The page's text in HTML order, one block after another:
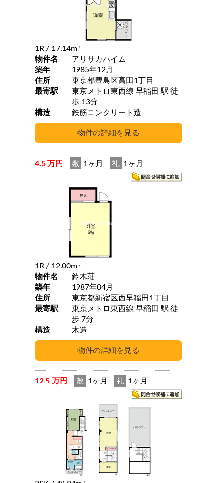
1R / 17.14m 2
物件名
アリサカハイム
築年
1985年12月
住所
東京都豊島区高田1丁目
最寄駅
東京メトロ東西線 早稲田 駅 徒
歩 13分
構造
鉄筋コンクリート造
4.5 万円 敷 1ヶ月 礼 1ヶ月
1R / 12.00m 2
物件名
鈴木荘
築年
1987年04月
住所
東京都新宿区西早稲田1丁目
最寄駅
東京メトロ東西線 早稲田 駅 徒
歩 7分
構造
木造
12.5 万円 敷 1ヶ月 礼 1ヶ月
2